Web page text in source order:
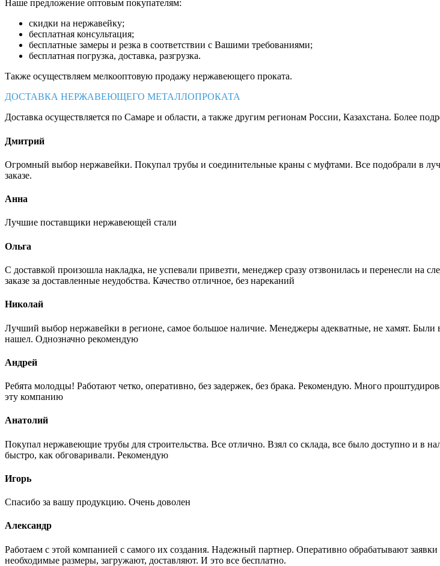
Наше предложение оптовым покупателям:
скидки на нержавейку;
бесплатная консультация;
бесплатные замеры и резка в соответствии с Вашими требованиями;
бесплатная погрузка, доставка, разгрузка.
Также осуществляем мелкооптовую продажу нержавеющего проката.
ДОСТАВКА НЕРЖАВЕЮЩЕГО МЕТАЛЛОПРОКАТА
Доставка осуществляется по Самаре и области, а также другим регионам России, Казахстана. Более
Дмитрий
Огромный выбор нержавейки. Покупал трубы и соединительные краны с муфтами. Все подобрали в
заказе.
Анна
Лучшие поставщики нержавеющей стали
Ольга
С доставкой произошла накладка, не успевали привезти, менеджер сразу отзвонилась и перенесли
заказе за доставленные неудобства. Качество отличное, без нареканий
Николай
Лучший выбор нержавейки в регионе, самое большое наличие. Менеджеры адекватные, не хамят.
нашел. Однозначно рекомендую
Андрей
Ребята молодцы! Работают четко, оперативно, без задержек, без брака. Рекомендую. Много
эту компанию
Анатолий
Покупал нержавеющие трубы для строительства. Все отлично. Взял со склада, все было доступно и в
быстро, как обговаривали. Рекомендую
Игорь
Спасибо за вашу продукцию. Очень доволен
Александр
Работаем с этой компанией с самого их создания. Надежный партнер. Оперативно обрабатывают
необходимые размеры, загружают, доставляют. И это все бесплатно.